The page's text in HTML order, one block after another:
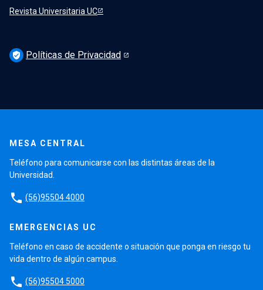
Revista Universitaria UC
verified_user Políticas de Privacidad
MESA CENTRAL
Teléfono para comunicarse con las distintas áreas de la
Universidad.
phone (56)95504 4000
EMERGENCIAS UC
Teléfono en caso de accidente o situación que ponga en riesgo tu
vida dentro de algún campus.
phone (56)95504 5000